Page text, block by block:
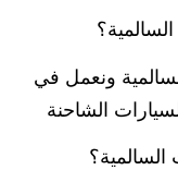
ونعمل في
الشاحنة